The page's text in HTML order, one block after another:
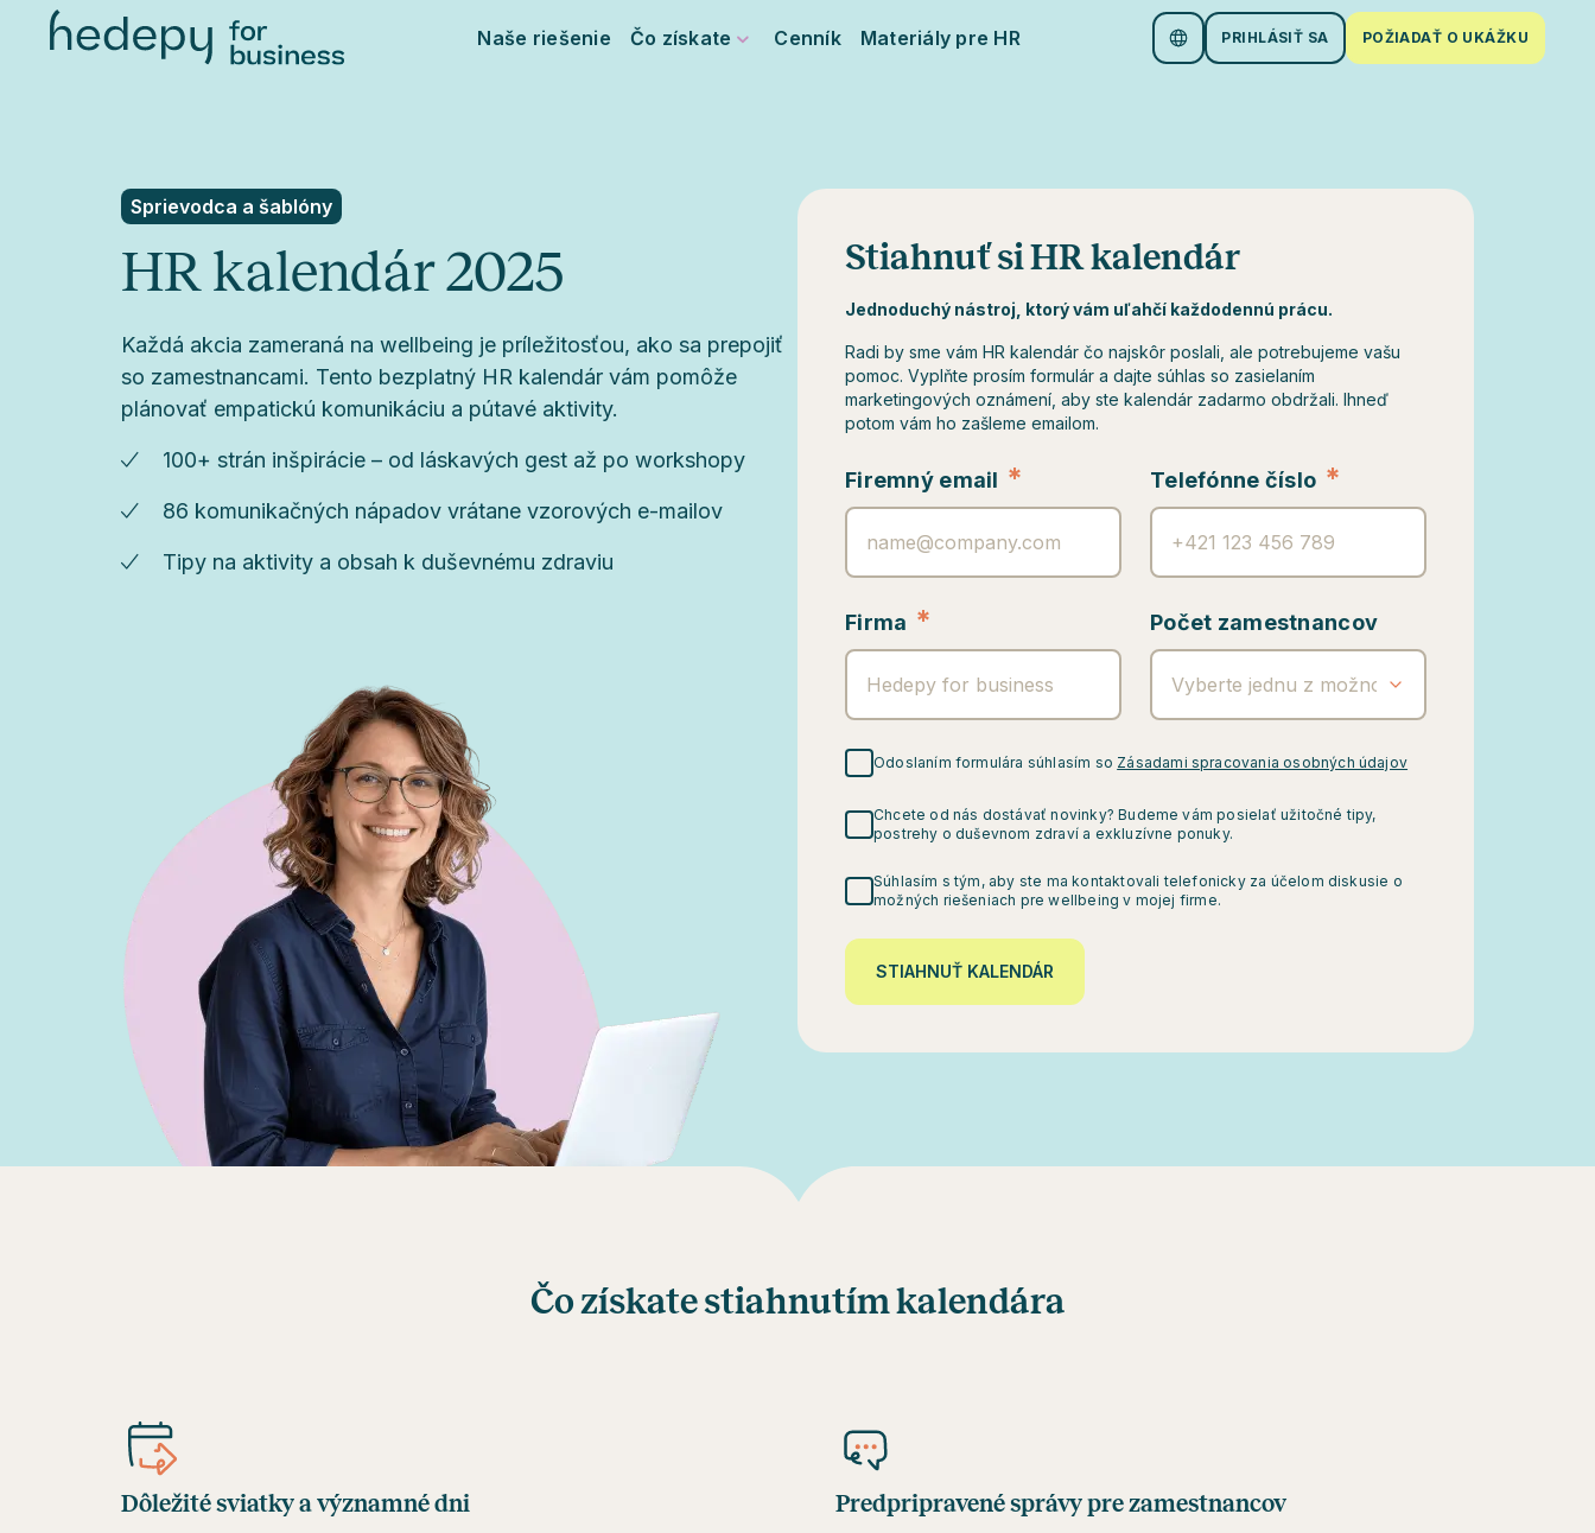
Naše riešenie Čo získate Cenník Materiály pre HR PRIHLÁSIŤ SA POŽIADAŤ O UKÁŽKU
Sprievodca a šablóny
HR kalendár 2025
Každá akcia zameraná na wellbeing je príležitosťou, ako sa prepojiť
so zamestnancami. Tento bezplatný HR kalendár vám pomôže
plánovať empatickú komunikáciu a pútavé aktivity.
100+ strán inšpirácie – od láskavých gest až po workshopy
86 komunikačných nápadov vrátane vzorových e-mailov
Tipy na aktivity a obsah k duševnému zdraviu
Stiahnuť si HR kalendár
Jednoduchý nástroj, ktorý vám uľahčí každodennú prácu.
Radi by sme vám HR kalendár čo najskôr poslali, ale potrebujeme vašu
pomoc. Vyplňte prosím formulár a dajte súhlas so zasielaním
marketingových oznámení, aby ste kalendár zadarmo obdržali. Ihneď
potom vám ho zašleme emailom.
Firemný email * Telefónne číslo *
Firma * Počet zamestnancov
Vyberte jednu z možností
Odoslaním formulára súhlasím so Zásadami spracovania osobných údajov
Chcete od nás dostávať novinky? Budeme vám posielať užitočné tipy,
postrehy o duševnom zdraví a exkluzívne ponuky.
Súhlasím s tým, aby ste ma kontaktovali telefonicky za účelom diskusie o
možných riešeniach pre wellbeing v mojej firme.
STIAHNUŤ KALENDÁR
Čo získate stiahnutím kalendára
Dôležité sviatky a významné dni Predpripravené správy pre zamestnancov